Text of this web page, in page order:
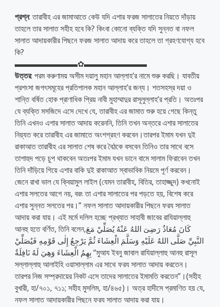
প্রশ্ন: তারাবীহ এর জামাআতে কেউ যদি এশার ফরজ সালাতের নিয়তে দাঁড়ায়
তাহলে তার সালাত সহীহ হবে কি? কিংবা কোনো ব্যক্তি যদি সুন্নত বা নফল
সালাত আদায়কারীর পিছনে ফরজ সালাত আদায় করে তাহলে তা গ্রহণযোগ্য হবে
কি?
▬▬▬▬▬▬▬▬✿▬▬▬▬▬▬▬▬
উত্তর: পরম করুণাময় অসীম দয়ালু মহান আল্লাহ’র নামে শুরু করছি। যাবতীয়
প্রশংসা জগৎসমূহের প্রতিপালক মহান আল্লাহ’র জন্য। শতসহস্র দয়া ও
শান্তি বর্ষিত হোক প্রাণাধিক প্রিয় নাবী মুহাম্মাদুর রাসূলুল্লাহ’র প্রতি। অতঃপর
যে ব্যক্তি মসজিদে এসে দেখে যে, তারাবীহ এর জামাত শুরু হয়ে গেছে কিন্তু
তিনি এখনও এশার সালাত আদায় করেননি, তিনি তখন অন্তরে এশার সালাতের
নিয়্যত করে তারাবীহ এর জামাতে অংশগ্রহণ করবেন।তারপর ইমাম যখন দুই
রাকাআত তারাবীহ এর সালাত শেষ করে বৈঠকে বসবেন তিনিও তার সাথে বসে
তাশাহুদ পড়ে চুপ থাকবেন অতঃপর ইমাম যখন ডানে বামে সালাম ফিরাবেন তখন
তিনি দাঁড়িয়ে গিয়ে এশার বাকি দুই রাকাআত স্বাভাবিক নিয়মে পূর্ণ করবেন।
জেনে রাখা ভাল যে ক্বিয়ামুল লাইল (যেমন তারাবীহ, বিতির, তাহাজ্জুদ) কখনোই
এশার সলতের আগে নয়, বরং তা এশার সালাতের পর পড়তে হয়, বিশেষ করে
এশার সুন্নত সলতের পর।” নফল সালাত আদায়কারীর পিছনে ফরয সালাত
আদায় করা যায়। এই মর্মে দলিল হচ্ছে প্রখ্যাত সাহাবী জাবের রাযিয়াল্লাহু
আনহু হতে বর্ণিত, তিনি বলেন,كَانَ مُعَاذٌ رَضِىَ اللهُ عَنْهُ يُصَلِّيْ مَعَ
النَّبِيِّ صَلَّى اللهُ عَلَيْهِ وَسَلَّمَ الْعِشَاءَ ثُمَّ يَرْجِعُ إِلٰى قَوْمِهِ فَيُصَلِّيْ
بِهِمُ الْعِشَاءَ وَهِيَ لَهُ نَافِلَةٌ “মুআয ইবনু জাবাল রাযিয়াল্লাহু আনহু রাসূল
সল্লাল্লাহু আলাইহি ওয়াসাল্লাম এর সাথে ফরয সালাত আদায় করতেন।
তারপর নিজ সম্প্রদায়ের নিকট এসে তাদের সালাতের ইমামতি করতেন”।(সহীহ
বুখারী, হা/৭০১, ৭১১; সহীহ মুসলিম, হা/৪৬৫)। অত্র হাদীসে প্রমাণিত হয় যে,
নফল সালাত আদায়কারীর পিছনে ফরয সালাত আদায় করা যায়।